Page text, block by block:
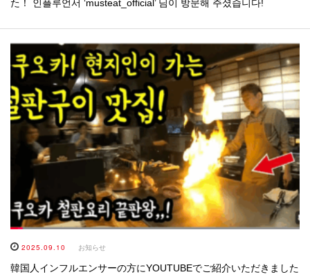
た！ 인플루언서 ‘musteat_official’ 님이 방문해 주셨습니다!
2025.09.10 お知らせ
韓国人インフルエンサーの方にYOUTUBEでご紹介いただきました